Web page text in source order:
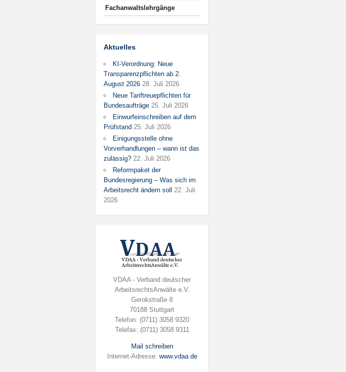
Fachanwaltslehrgänge
Aktuelles
KI-Verordnung: Neue
Transparenzpflichten ab 2.
August 2026 28. Juli 2026
Neue Tariftreuepflichten für
Bundesaufträge 25. Juli 2026
Einwurfeinschreiben auf dem
Prüfstand 25. Juli 2026
Einigungsstelle ohne
Vorverhandlungen – wann ist das
zulässig? 22. Juli 2026
Reformpaket der
Bundesregierung – Was sich im
Arbeitsrecht ändern soll
22. Juli
2026
VDAA - Verband deutscher
ArbeitsrechtsAnwälte e.V.
Gerokstraße 8
70188 Stuttgart
Telefon: (0711) 3058 9320
Telefax: (0711) 3058 9311
Mail schreiben
Internet-Adresse: www.vdaa.de